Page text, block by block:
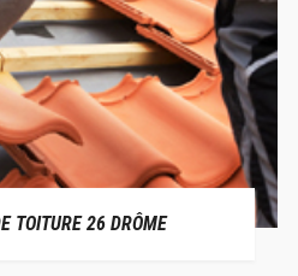
TOITURE 26 DRÔME